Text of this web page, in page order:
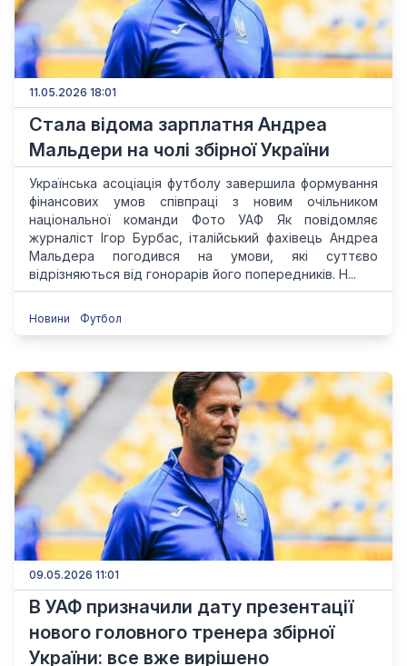
11.05.2026 18:01
Стала відома зарплатня Андреа
Мальдери на чолі збірної України
Українська асоціація футболу завершила формування
фінансових умов співпраці з новим очільником
національної команди Фото УАФ Як повідомляє
журналіст Ігор Бурбас, італійський фахівець Андреа
Мальдера погодився на умови, які суттєво
відрізняються від гонорарів його попередників. Н...
Новини Футбол
09.05.2026 11:01
В УАФ призначили дату презентації
нового головного тренера збірної
України: все вже вирішено